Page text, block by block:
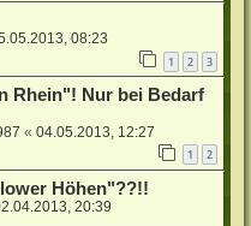
08:23
1 2 3
Rhein"! Nur bei Bedarf
«04.05.2013, 12:27
1 2
Höhen"??!!
20:39